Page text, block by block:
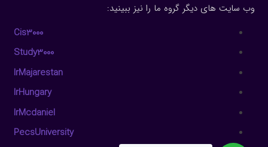
وب سایت های دیگر گروه ما را نیز ببینید:
Cis3000
Study3000
IrMajarestan
IrHungary
IrMcdaniel
PecsUniversity